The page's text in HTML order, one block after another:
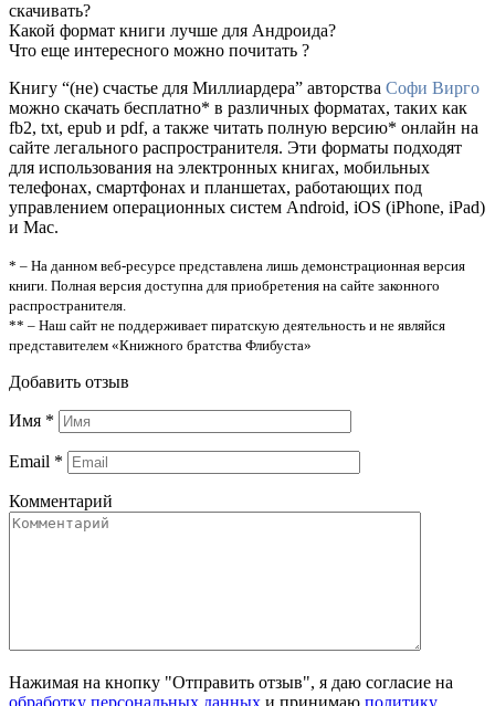
скачивать?
Какой формат книги лучше для Андроида?
Что еще интересного можно почитать ?
Книгу “(не) счастье для Миллиардера” авторства Софи Вирго
можно скачать бесплатно* в различных форматах, таких как
fb2, txt, epub и pdf, а также читать полную версию* онлайн на
сайте легального распространителя. Эти форматы подходят
для использования на электронных книгах, мобильных
телефонах, смартфонах и планшетах, работающих под
управлением операционных систем Android, iOS (iPhone, iPad)
и Mac.
* – На данном веб-ресурсе представлена лишь демонстрационная версия
книги. Полная версия доступна для приобретения на сайте законного
распространителя.
** – Наш сайт не поддерживает пиратскую деятельность и не являйся
представителем «Книжного братства Флибуста»
Добавить отзыв
Имя *
Email *
Комментарий
Нажимая на кнопку "Отправить отзыв", я даю согласие на
обработку персональных данных и принимаю политику